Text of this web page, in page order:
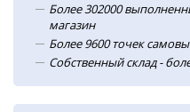
Более 302000
магазин
Более 9600 точек
Собственный склад -